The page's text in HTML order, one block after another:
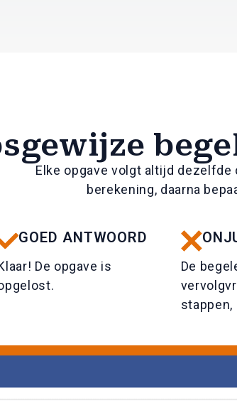
Elke opgave volgt altijd
berekening, daarna
GOED ANTWOORD
De opgave is
De